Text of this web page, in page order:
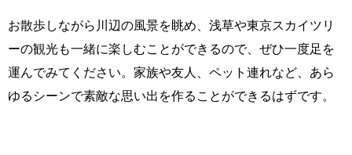
お散歩しながら川辺の風景を眺め、浅草や東京スカイツリ
ーの観光も一緒に楽しむことができるので、ぜひ一度足を
運んでみてください。家族や友人、ペット連れなど、あら
ゆるシーンで素敵な思い出を作ることができるはずです。